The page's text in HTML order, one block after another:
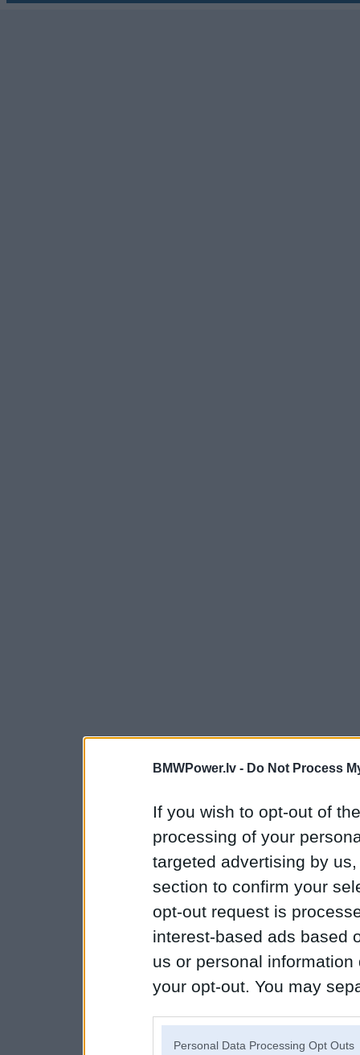
BMWPower.lv - Do Not Process
If you wish to opt-out of
processing of your
targeted advertising by
section to confirm your
opt-out request is
interest-based ads based
us or personal
your opt-out. You may
Personal Data Processing Opt Outs